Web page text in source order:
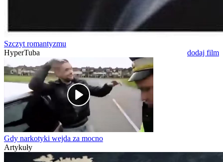
Szczyt romantyzmu
HyperTuba
dodaj film
Gdy narkotyki wejda za mocno
Artykuły